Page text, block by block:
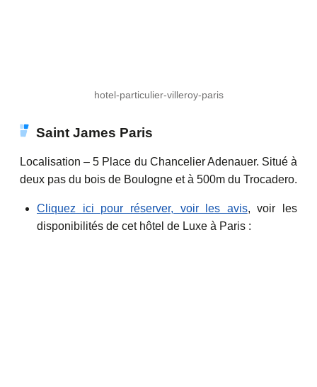
hotel-particulier-villeroy-paris
Saint James Paris
Localisation – 5 Place du Chancelier Adenauer. Situé à
deux pas du bois de Boulogne et à 500m du Trocadero.
Cliquez ici pour réserver, voir les avis, voir les
disponibilités de cet hôtel de Luxe à Paris :